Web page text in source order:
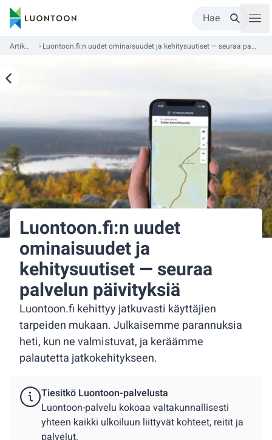
Hae
Artikkelit Luontoon.fi:n uudet ominaisuudet ja kehitysuutiset — seuraa palvelun päivityksiä
Luontoon.fi:n uudet
ominaisuudet ja
kehitysuutiset — seuraa
palvelun päivityksiä
Luontoon.fi kehittyy jatkuvasti käyttäjien
tarpeiden mukaan. Julkaisemme parannuksia
heti, kun ne valmistuvat, ja keräämme
palautetta jatkokehitykseen.
Tiesitkö Luontoon-palvelusta
Luontoon-palvelu kokoaa valtakunnallisesti
yhteen kaikki ulkoiluun liittyvät kohteet, reitit ja
palvelut.